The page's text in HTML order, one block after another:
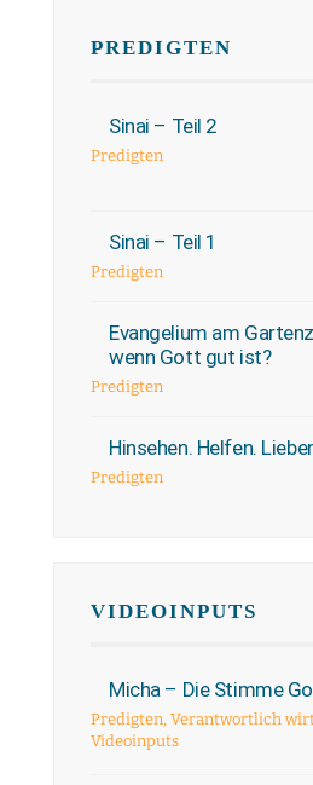
PREDIGTEN
Sinai – Teil 2
Predigten
Sinai – Teil 1
Predigten
Evangelium am
wenn Gott gut ist?
Predigten
Hinsehen. Helfen.
Predigten
VIDEOINPUTS
Micha – Die Stimme
Predigten, Verantwortlich
Videoinputs